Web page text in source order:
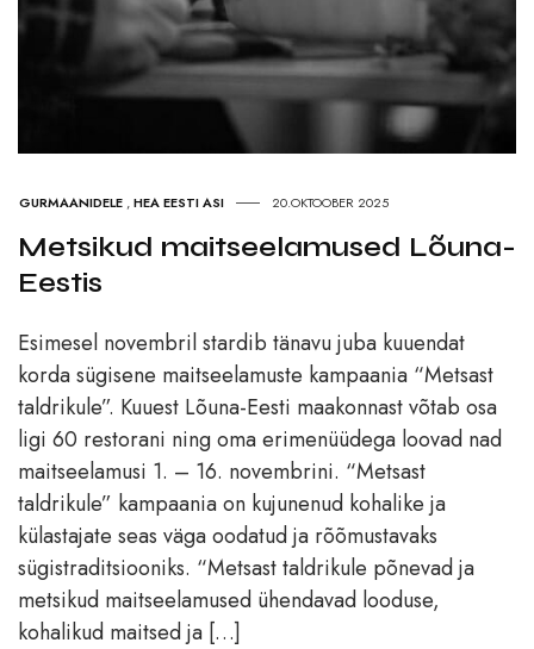
GURMAANIDELE ,HEA EESTI ASI 20.OKTOOBER 2025
Metsikud maitseelamused Lõuna-
Eestis
Esimesel novembril stardib tänavu juba kuuendat
korda sügisene maitseelamuste kampaania “Metsast
taldrikule”. Kuuest Lõuna-Eesti maakonnast võtab osa
ligi 60 restorani ning oma erimenüüdega loovad nad
maitseelamusi 1. – 16. novembrini. “Metsast
taldrikule” kampaania on kujunenud kohalike ja
külastajate seas väga oodatud ja rõõmustavaks
sügistraditsiooniks. “Metsast taldrikule põnevad ja
metsikud maitseelamused ühendavad looduse,
kohalikud maitsed ja […]